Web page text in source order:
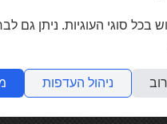
בכל סוגי העוגיות. ניתן גם
ניהול העדפות